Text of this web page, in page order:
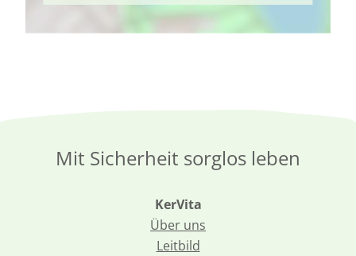
Mit Sicherheit sorglos leben
KerVita
Über uns
Leitbild